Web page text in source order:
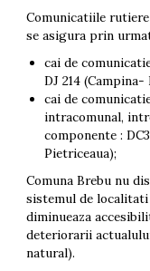
Comunicatiile
se asigura prin
cai de
DJ 214
cai de
intracomunal,
componente :
Pietriceaua);
Comuna Brebu nu
sistemul de localitati
diminueaza
deteriorarii
natural).